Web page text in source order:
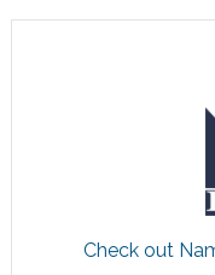
Skip
Skip
Skip
Check out